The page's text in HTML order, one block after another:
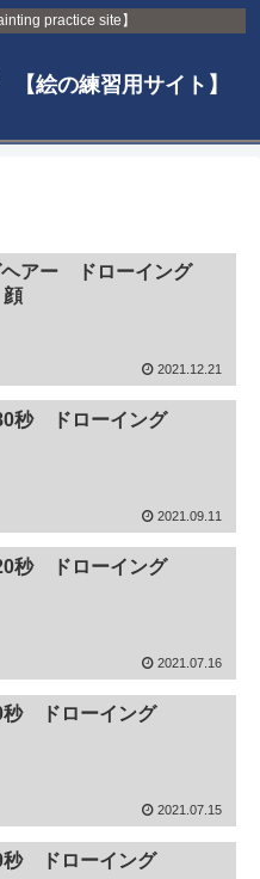
practice site】
絵の練習用サイト】
ヘアー ドローイング
2021.12.21
秒 ドローイング
2021.09.11
秒 ドローイング
2021.07.16
ドローイング
2021.07.15
ドローイング